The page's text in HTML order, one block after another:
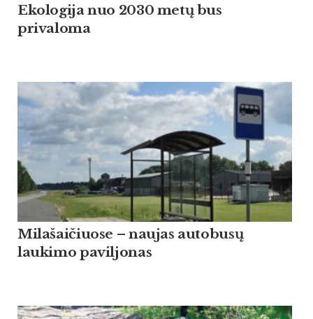
Ekologija nuo 2030 metų bus
privaloma
Milašaičiuose – naujas autobusų
laukimo paviljonas